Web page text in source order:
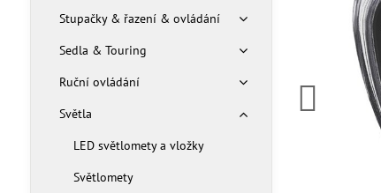
Stupačky & řazení & ovládání
Sedla & Touring
Ruční ovládání
Světla
LED světlomety a vložky
Světlomety